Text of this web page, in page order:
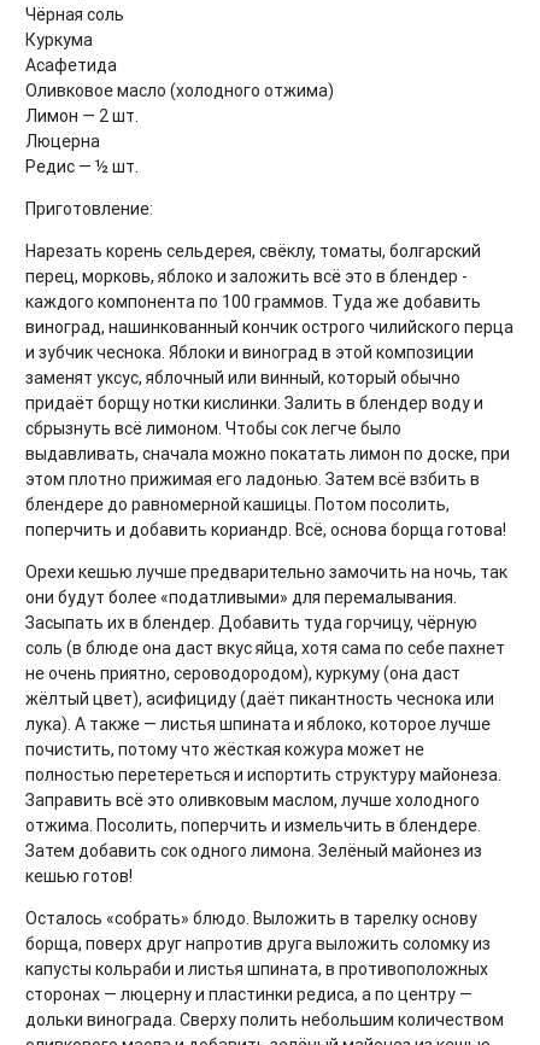
Чёрная соль
Куркума
Асафетида
Оливковое масло (холодного отжима)
Лимон — 2 шт.
Люцерна
Редис — ½ шт.
Приготовление:
Нарезать корень сельдерея, свёклу, томаты, болгарский
перец, морковь, яблоко и заложить всё это в блендер -
каждого компонента по 100 граммов. Туда же добавить
виноград, нашинкованный кончик острого чилийского перца
и зубчик чеснока. Яблоки и виноград в этой композиции
заменят уксус, яблочный или винный, который обычно
придаёт борщу нотки кислинки. Залить в блендер воду и
сбрызнуть всё лимоном. Чтобы сок легче было
выдавливать, сначала можно покатать лимон по доске, при
этом плотно прижимая его ладонью. Затем всё взбить в
блендере до равномерной кашицы. Потом посолить,
поперчить и добавить кориандр. Всё, основа борща готова!
Орехи кешью лучше предварительно замочить на ночь, так
они будут более «податливыми» для перемалывания.
Засыпать их в блендер. Добавить туда горчицу, чёрную
соль (в блюде она даст вкус яйца, хотя сама по себе пахнет
не очень приятно, сероводородом), куркуму (она даст
жёлтый цвет), асифициду (даёт пикантность чеснока или
лука). А также — листья шпината и яблоко, которое лучше
почистить, потому что жёсткая кожура может не
полностью перетереться и испортить структуру майонеза.
Заправить всё это оливковым маслом, лучше холодного
отжима. Посолить, поперчить и измельчить в блендере.
Затем добавить сок одного лимона. Зелёный майонез из
кешью готов!
Осталось «собрать» блюдо. Выложить в тарелку основу
борща, поверх друг напротив друга выложить соломку из
капусты кольраби и листья шпината, в противоположных
сторонах — люцерну и пластинки редиса, а по центру —
дольки винограда. Сверху полить небольшим количеством